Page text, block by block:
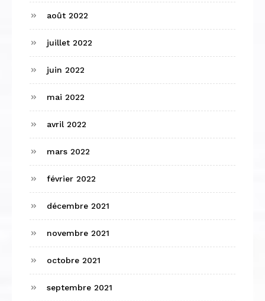
août 2022
juillet 2022
juin 2022
mai 2022
avril 2022
mars 2022
février 2022
décembre 2021
novembre 2021
octobre 2021
septembre 2021